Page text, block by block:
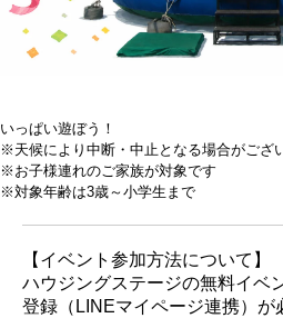
いっぱい遊ぼう！
※天候により中断・中止となる場合がござ
※お子様連れのご家族が対象です
※対象年齢は3歳～小学生まで
【イベント参加方法について】
ハウジングステージの無料イベ
登録（LINEマイページ連携）が